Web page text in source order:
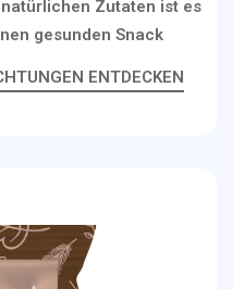
Zutaten ist es
gesunden Snack
ENTDECKEN